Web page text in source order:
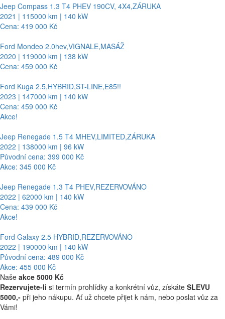
Jeep Compass 1.3 T4 PHEV 190CV, 4X4,ZÁRUKA
2021 | 115000 km | 140 kW
Cena: 419 000 Kč
Ford Mondeo 2.0hev,VIGNALE,MASÁŽ
2020 | 119000 km | 138 kW
Cena: 459 000 Kč
Ford Kuga 2.5,HYBRID,ST-LINE,E85!!
2023 | 147000 km | 140 kW
Cena: 459 000 Kč
Akce!
Jeep Renegade 1.5 T4 MHEV,LIMITED,ZÁRUKA
2022 | 138000 km | 96 kW
Původní cena: 399 000 Kč
Akce: 345 000 Kč
Jeep Renegade 1.3 T4 PHEV,REZERVOVÁNO
2022 | 62000 km | 140 kW
Cena: 439 000 Kč
Akce!
Ford Galaxy 2.5 HYBRID,REZERVOVÁNO
2022 | 190000 km | 140 kW
Původní cena: 489 000 Kč
Akce: 455 000 Kč
Naše akce 5000 Kč
Rezervujete-li si termín prohlídky a konkrétní vůz, získáte SLEVU
5000,- při jeho nákupu. Ať už chcete přijet k nám, nebo poslat vůz za
Vámi!